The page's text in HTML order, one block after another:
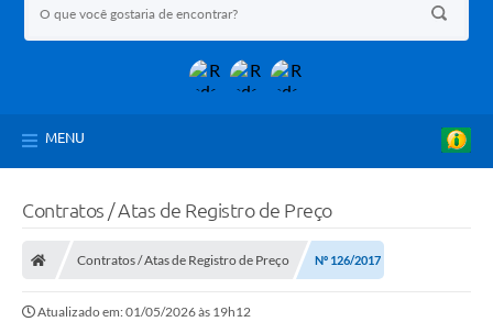
MENU
Contratos / Atas de Registro de Preço
Contratos / Atas de Registro de Preço Nº 126/2017
Atualizado em: 01/05/2026 às 19h12